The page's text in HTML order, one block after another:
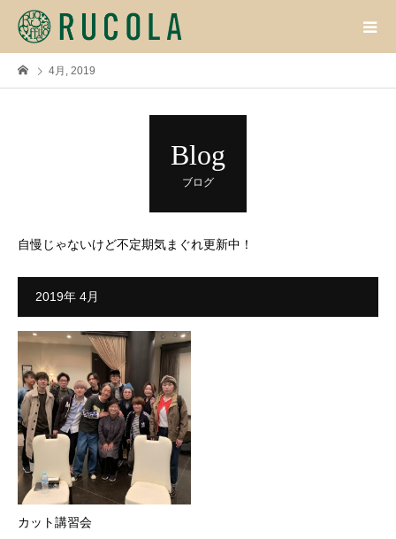
4月, 2019
Blog
ブログ
自慢じゃないけど不定期気まぐれ更新中！
2019年 4月
カット講習会